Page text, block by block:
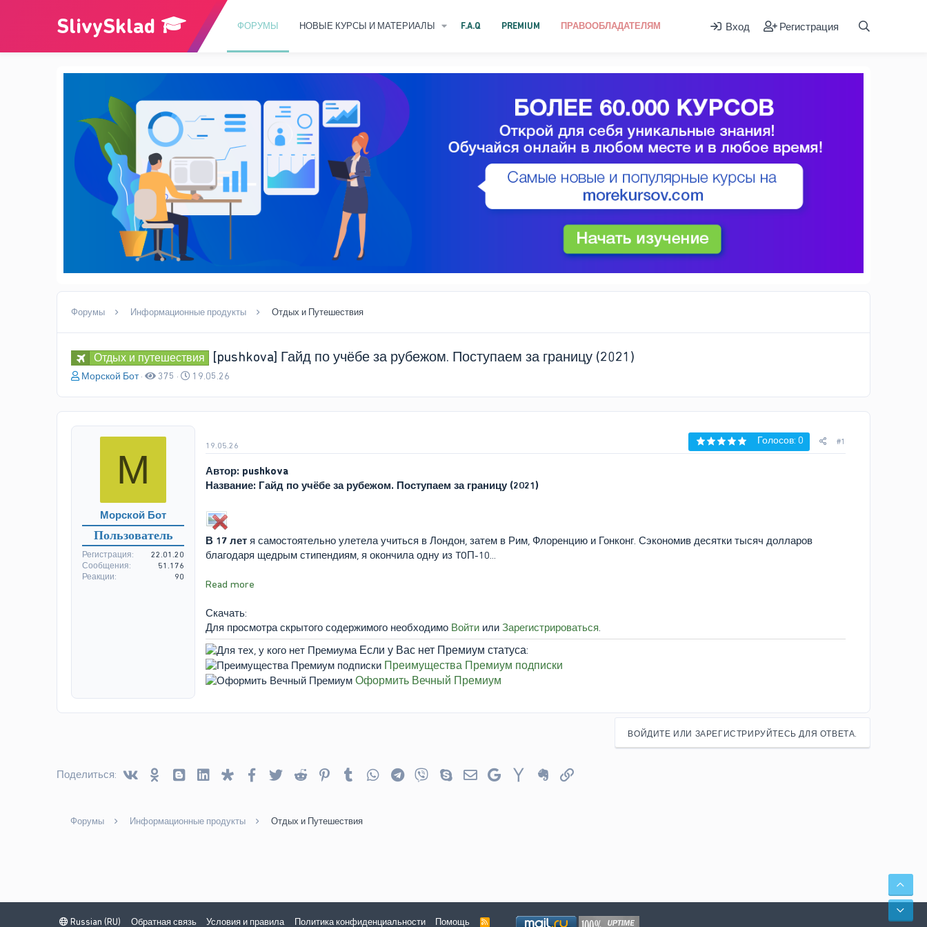
ФОРУМЫ НОВЫЕ КУРСЫ И МАТЕРИАЛЫ F.A.Q PREMIUM ПРАВООБЛАДАТЕЛЯМ Вход Регистрация
Форумы Информационные продукты Отдых и Путешествия
Отдых и путешествия [pushkova] Гайд по учёбе за рубежом. Поступаем за границу (2021)
А
о
р
Морской Бот 375
Д
а
н
19.05.26
М
Морской Бот
Пользователь
Регистрация
22.01.20
Сообщения
51.176
Реакции
90
19.05.26 Голосов: 0 #1
Автор: pushkova
Название: Гайд по учёбе за рубежом. Поступаем за границу (2021)
В 17 лет я самостоятельно улетела учиться в Лондон, затем в Рим, Флоренцию и Гонконг. Сэкономив десятки тысяч долларов
благодаря щедрым стипендиям, я окончила одну из TOП-10...
Read more
Скачать:
Для просмотра скрытого содержимого необходимо Войти или Зарегистрироваться.
Если у Вас нет Премиум статуса:
Преимущества Премиум подписки
Оформить Вечный Премиум
ВОЙДИТЕ ИЛИ ЗАРЕГИСТРИРУЙТЕСЬ ДЛЯ ОТВЕТА.
Поделиться: VkontakteOdnoklassniki
BloggerLinked InDiasporaFacebook
TwitterReddit PinterestTumblr WhatsAppTelegram
Viber SkypeЭлектронная почта
Google Yahoo EvernoteСсылка
Форумы Информационные продукты Отдых и Путешествия
Russian (RU) Обратная связь Условия и правила Политика конфиденциальности Помощь
R